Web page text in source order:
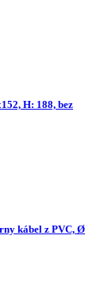
H: 188, bez
kábel z PVC, Ø